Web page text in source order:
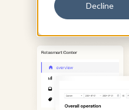
Decline